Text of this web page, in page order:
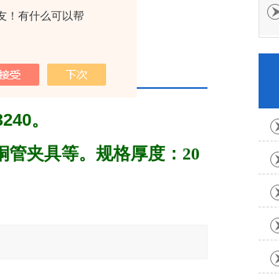
！有什么可以帮
订做。 颜色：黄色
。
管夹具等。规格厚度：20